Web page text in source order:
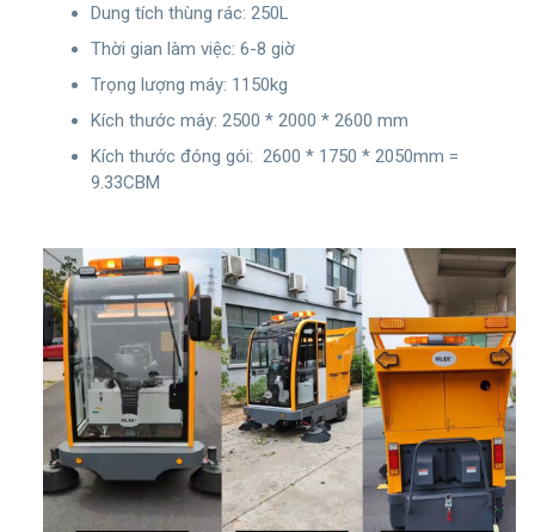
Dung tích thùng rác: 250L
Thời gian làm việc: 6-8 giờ
Trọng lượng máy: 1150kg
Kích thước máy: 2500 * 2000 * 2600 mm
Kích thước đóng gói: 2600 * 1750 * 2050mm =
9.33CBM